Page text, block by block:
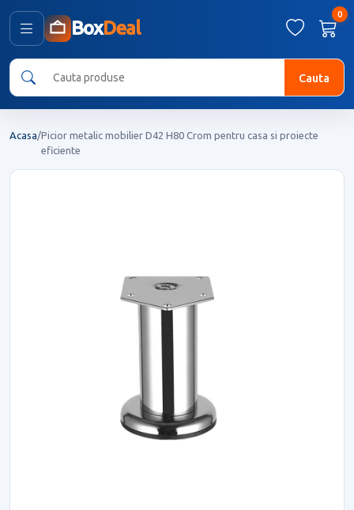
BoxDeal
0
Cauta
Acasa/Picior metalic mobilier D42 H80 Crom pentru casa si proiecte
eficiente